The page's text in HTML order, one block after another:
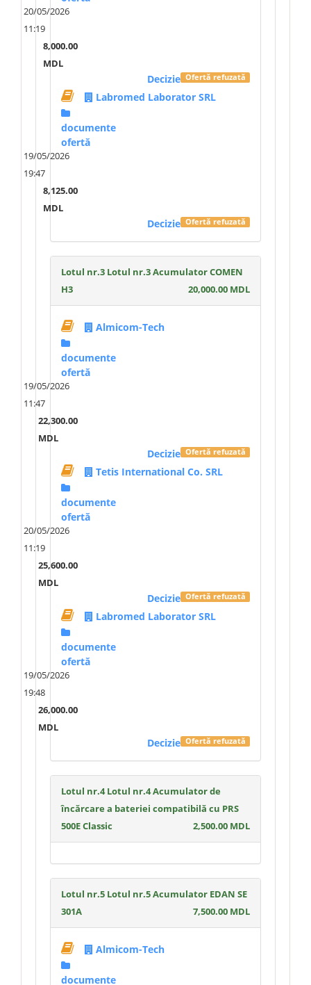
20/05/2026
11:19
8,000.00
MDL
Ofertă refuzată
Decizie
Labromed Laborator SRL
documente
ofertă
19/05/2026
19:47
8,125.00
MDL
Ofertă refuzată
Decizie
Lotul nr.3 Lotul nr.3 Acumulator COMEN
H3
20,000.00 MDL
Almicom-Tech
documente
ofertă
19/05/2026
11:47
22,300.00
MDL
Ofertă refuzată
Decizie
Tetis International Co. SRL
documente
ofertă
20/05/2026
11:19
25,600.00
MDL
Ofertă refuzată
Decizie
Labromed Laborator SRL
documente
ofertă
19/05/2026
19:48
26,000.00
MDL
Ofertă refuzată
Decizie
Lotul nr.4 Lotul nr.4 Acumulator de
încărcare a bateriei compatibilă cu PRS
500E Classic
2,500.00 MDL
Lotul nr.5 Lotul nr.5 Acumulator EDAN SE
301A
7,500.00 MDL
Almicom-Tech
documente